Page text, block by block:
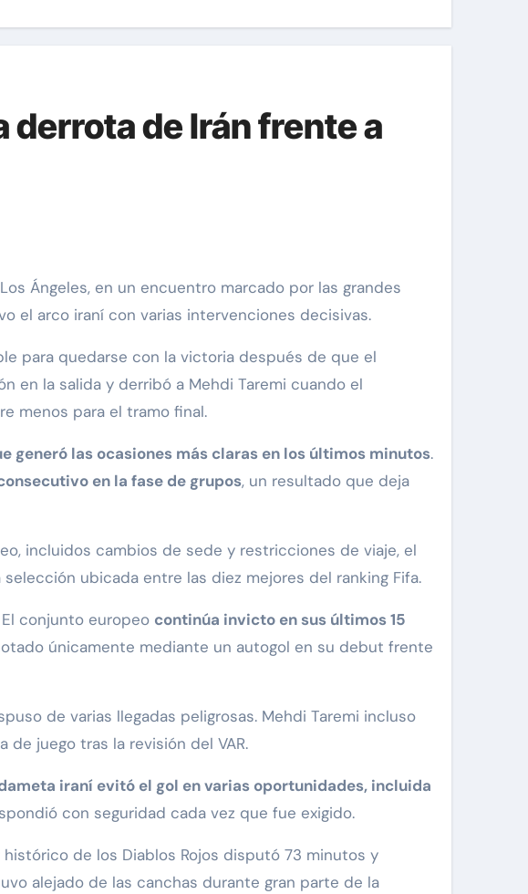
derrota de Irán frente a
Ángeles, en un encuentro marcado por las grandes
el arco iraní con varias intervenciones decisivas.
para quedarse con la victoria después de que el
en la salida y derribó a Mehdi Taremi cuando el
menos para el tramo final.
generó las ocasiones más claras en los últimos minutos.
en la fase de grupos, un resultado que deja
incluidos cambios de sede y restricciones de viaje, el
ubicada entre las diez mejores del ranking Fifa.
conjunto europeo continúa invicto en sus últimos 15
únicamente mediante un autogol en su debut frente
de varias llegadas peligrosas. Mehdi Taremi incluso
juego tras la revisión del VAR.
iraní evitó el gol en varias oportunidades, incluida
con seguridad cada vez que fue exigido.
histórico de los Diablos Rojos disputó 73 minutos y
alejado de las canchas durante gran parte de la